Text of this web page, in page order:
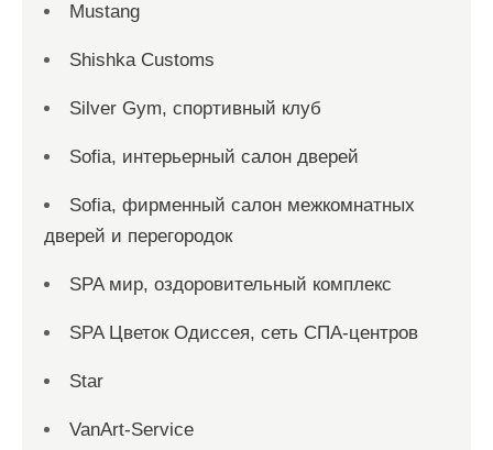
Mustang
Shishka Customs
Silver Gym, спортивный клуб
Sofia, интерьерный салон дверей
Sofia, фирменный салон межкомнатных
дверей и перегородок
SPA мир, оздоровительный комплекс
SPA Цветок Одиссея, сеть СПА-центров
Star
VanArt-Service